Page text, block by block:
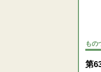
もの
第